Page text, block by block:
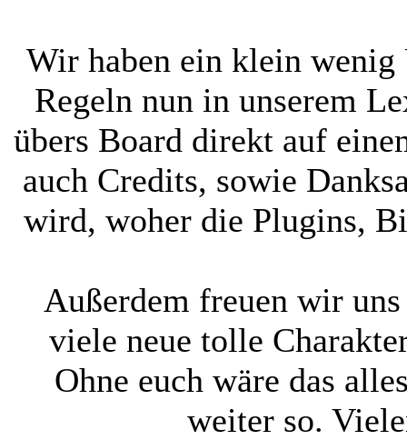
Wir haben ein klein
Regeln nun in unserem
übers Board direkt auf
auch Credits, sowie
wird, woher die Plugins,
Außerdem freuen wir
viele neue tolle
Ohne euch wäre das
weiter so.